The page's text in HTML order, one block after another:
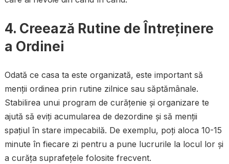
4. Creează Rutine de Întreținere
a Ordinei
Odată ce casa ta este organizată, este important să
menții ordinea prin rutine zilnice sau săptămânale.
Stabilirea unui program de curățenie și organizare te
ajută să eviți acumularea de dezordine și să menții
spațiul în stare impecabilă. De exemplu, poți aloca 10-15
minute în fiecare zi pentru a pune lucrurile la locul lor și
a curăța suprafețele folosite frecvent.